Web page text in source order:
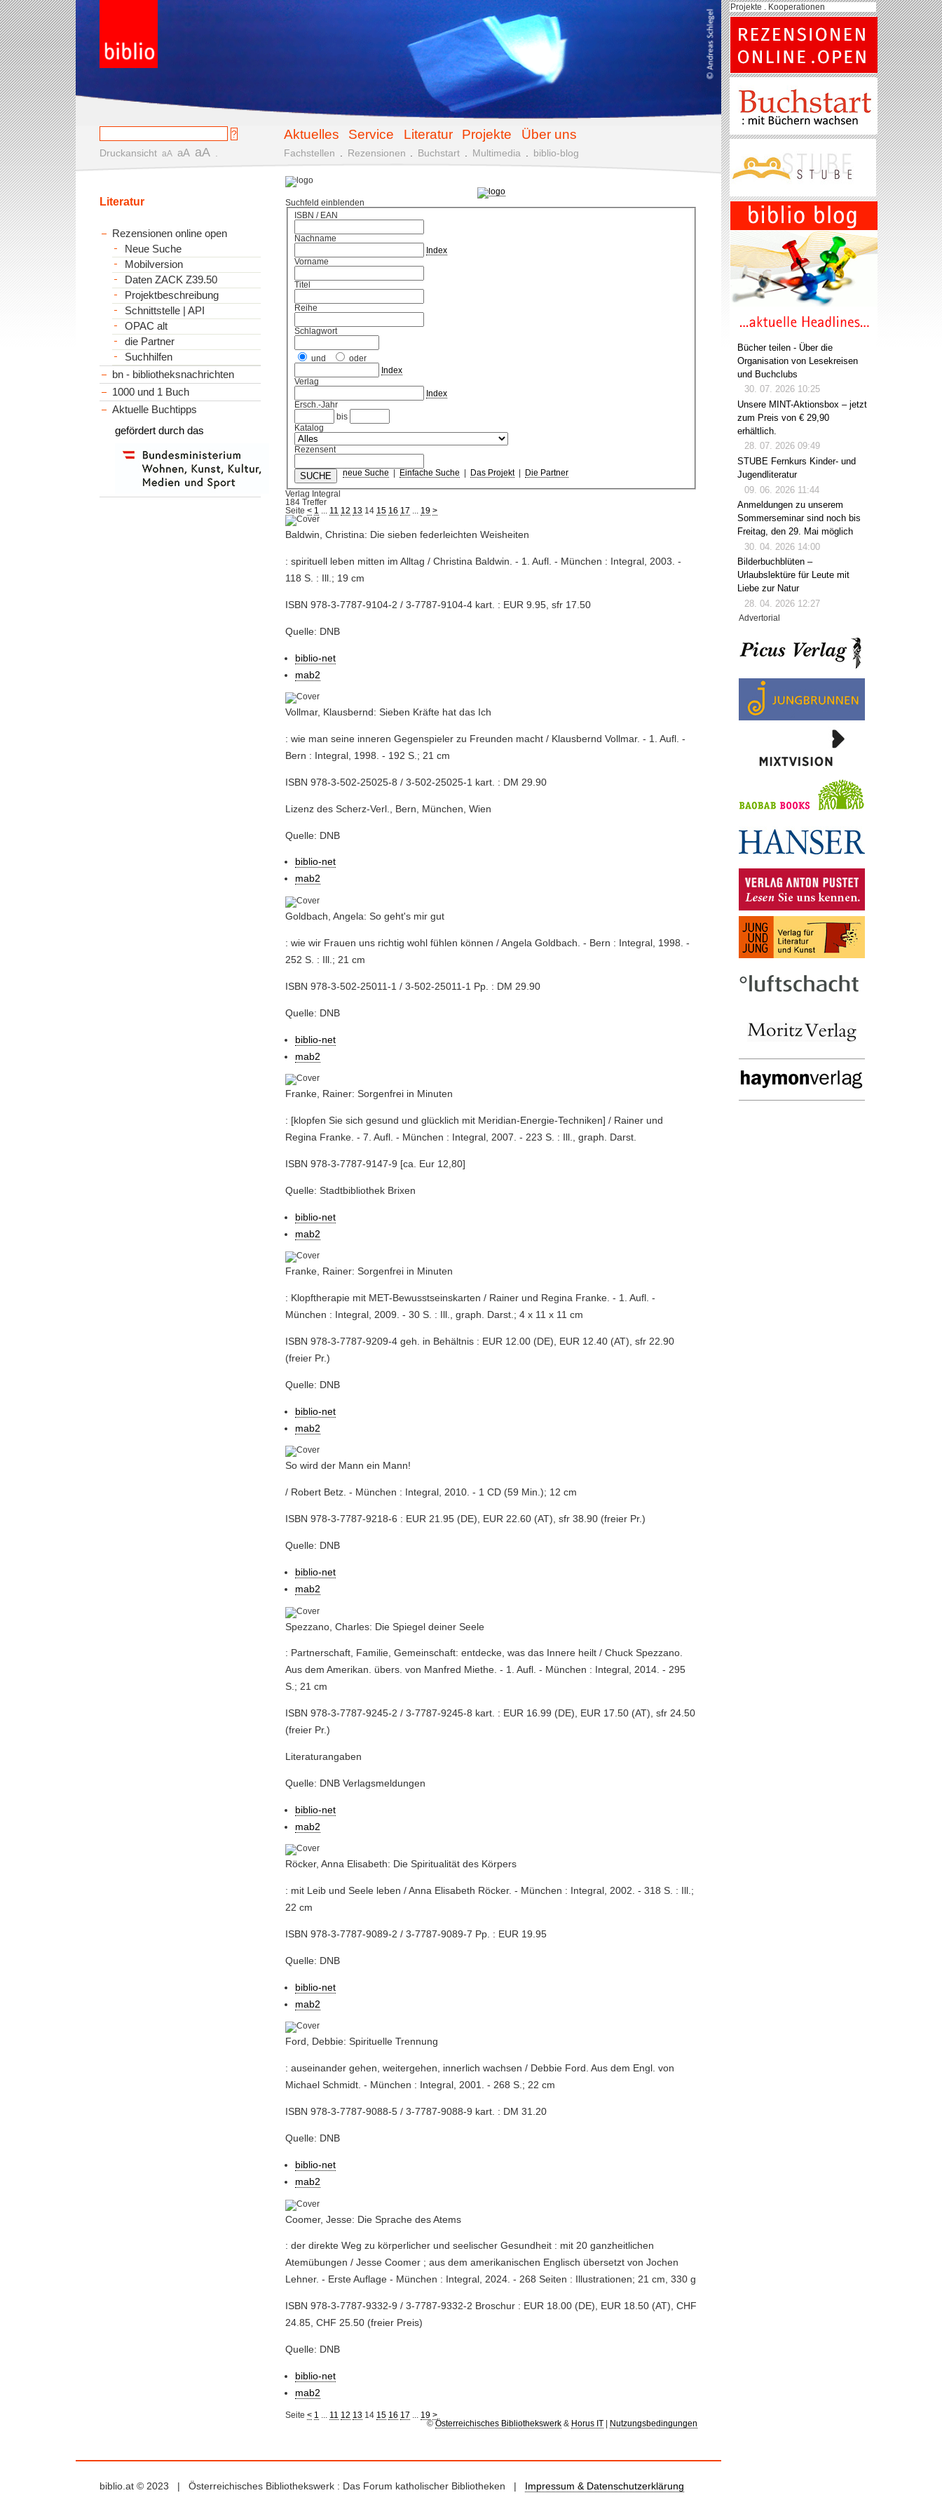
Aktuelles Service Literatur Projekte Über uns
Druckansicht aA aA aA Fachstellen Rezensionen Buchstart Multimedia biblio-blog
Suchfeld einblenden
ISBN / EAN
Nachname
Index
Vorname
Titel
Reihe
Schlagwort
und
oder
Index
Verlag
Index
Ersch.-Jahr
bis
Katalog
Rezensent
neue Suche Einfache Suche Das Projekt| Die Partner
Verlag Integral
184 Treffer
Seite< 1 11 12 13 14 15 16 17 19 >
Baldwin, Christina: Die sieben federleichten Weisheiten
: spirituell leben mitten im Alltag / Christina Baldwin. - 1. Aufl. - München : Integral, 2003. -
118 S. : Ill.; 19 cm
ISBN 978-3-7787-9104-2 / 3-7787-9104-4 kart. : EUR 9.95, sfr 17.50
Quelle: DNB
biblio-net
mab2
Vollmar, Klausbernd: Sieben Kräfte hat das Ich
: wie man seine inneren Gegenspieler zu Freunden macht / Klausbernd Vollmar. - 1. Aufl. -
Bern : Integral, 1998. - 192 S.; 21 cm
ISBN 978-3-502-25025-8 / 3-502-25025-1 kart. : DM 29.90
Lizenz des Scherz-Verl., Bern, München, Wien
Quelle: DNB
biblio-net
mab2
Goldbach, Angela: So geht's mir gut
: wie wir Frauen uns richtig wohl fühlen können / Angela Goldbach. - Bern : Integral, 1998. -
252 S. : Ill.; 21 cm
ISBN 978-3-502-25011-1 / 3-502-25011-1 Pp. : DM 29.90
Quelle: DNB
biblio-net
mab2
Franke, Rainer: Sorgenfrei in Minuten
: [klopfen Sie sich gesund und glücklich mit Meridian-Energie-Techniken] / Rainer und
Regina Franke. - 7. Aufl. - München : Integral, 2007. - 223 S. : Ill., graph. Darst.
ISBN 978-3-7787-9147-9 [ca. Eur 12,80]
Quelle: Stadtbibliothek Brixen
biblio-net
mab2
Franke, Rainer: Sorgenfrei in Minuten
: Klopftherapie mit MET-Bewusstseinskarten / Rainer und Regina Franke. - 1. Aufl. -
München : Integral, 2009. - 30 S. : Ill., graph. Darst.; 4 x 11 x 11 cm
ISBN 978-3-7787-9209-4 geh. in Behältnis : EUR 12.00 (DE), EUR 12.40 (AT), sfr 22.90
(freier Pr.)
Quelle: DNB
biblio-net
mab2
So wird der Mann ein Mann!
/ Robert Betz. - München : Integral, 2010. - 1 CD (59 Min.); 12 cm
ISBN 978-3-7787-9218-6 : EUR 21.95 (DE), EUR 22.60 (AT), sfr 38.90 (freier Pr.)
Quelle: DNB
biblio-net
mab2
Spezzano, Charles: Die Spiegel deiner Seele
: Partnerschaft, Familie, Gemeinschaft: entdecke, was das Innere heilt / Chuck Spezzano.
Aus dem Amerikan. übers. von Manfred Miethe. - 1. Aufl. - München : Integral, 2014. - 295
S.; 21 cm
ISBN 978-3-7787-9245-2 / 3-7787-9245-8 kart. : EUR 16.99 (DE), EUR 17.50 (AT), sfr 24.50
(freier Pr.)
Literaturangaben
Quelle: DNB Verlagsmeldungen
biblio-net
mab2
Röcker, Anna Elisabeth: Die Spiritualität des Körpers
: mit Leib und Seele leben / Anna Elisabeth Röcker. - München : Integral, 2002. - 318 S. : Ill.;
22 cm
ISBN 978-3-7787-9089-2 / 3-7787-9089-7 Pp. : EUR 19.95
Quelle: DNB
biblio-net
mab2
Ford, Debbie: Spirituelle Trennung
: auseinander gehen, weitergehen, innerlich wachsen / Debbie Ford. Aus dem Engl. von
Michael Schmidt. - München : Integral, 2001. - 268 S.; 22 cm
ISBN 978-3-7787-9088-5 / 3-7787-9088-9 kart. : DM 31.20
Quelle: DNB
biblio-net
mab2
Coomer, Jesse: Die Sprache des Atems
: der direkte Weg zu körperlicher und seelischer Gesundheit : mit 20 ganzheitlichen
Atemübungen / Jesse Coomer ; aus dem amerikanischen Englisch übersetzt von Jochen
Lehner. - Erste Auflage - München : Integral, 2024. - 268 Seiten : Illustrationen; 21 cm, 330 g
ISBN 978-3-7787-9332-9 / 3-7787-9332-2 Broschur : EUR 18.00 (DE), EUR 18.50 (AT), CHF
24.85, CHF 25.50 (freier Preis)
Quelle: DNB
biblio-net
mab2
Seite< 1 11 12 13 14 15 16 17 19 >
© Österreichisches Bibliothekswerk& Horus IT| Nutzungsbedingungen
Literatur
Rezensionen online open
Neue Suche
Mobilversion
Daten ZACK Z39.50
Projektbeschreibung
Schnittstelle | API
OPAC alt
die Partner
Suchhilfen
bn - bibliotheksnachrichten
1000 und 1 Buch
Aktuelle Buchtipps
gefördert durch das
biblio.at © 2023 | Österreichisches Bibliothekswerk : Das Forum katholischer Bibliotheken | Impressum & Datenschutzerklärung
Projekte . Kooperationen
Bücher teilen - Über die
Organisation von Lesekreisen
und Buchclubs
30. 07. 2026 10:25
Unsere MINT-Aktionsbox – jetzt
zum Preis von € 29,90
erhältlich.
28. 07. 2026 09:49
STUBE Fernkurs Kinder- und
Jugendliteratur
09. 06. 2026 11:44
Anmeldungen zu unserem
Sommerseminar sind noch bis
Freitag, den 29. Mai möglich
30. 04. 2026 14:00
Bilderbuchblüten –
Urlaubslektüre für Leute mit
Liebe zur Natur
28. 04. 2026 12:27
Advertorial